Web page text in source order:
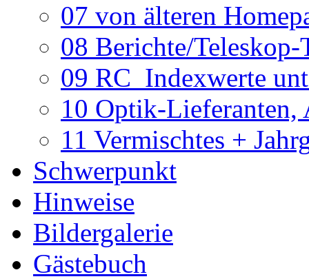
07 von älteren
08 Berichte/
09 RC_Indexwerte
10 Optik-Lieferanten,
11 Vermischtes +
Schwerpunkt
Hinweise
Bildergalerie
Gästebuch